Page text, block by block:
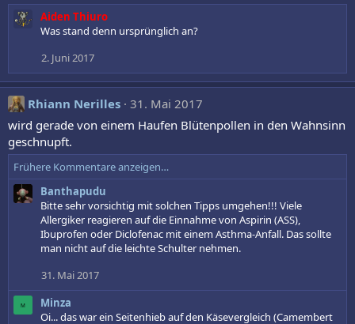
Aiden Thiuro
Was stand denn ursprünglich an?
2. Juni 2017
Rhiann Nerilles 31. Mai 2017
wird gerade von einem Haufen Blütenpollen in den Wahnsinn
geschnupft.
Frühere Kommentare anzeigen…
Banthapudu
Bitte sehr vorsichtig mit solchen Tipps umgehen!!! Viele
Allergiker reagieren auf die Einnahme von Aspirin (ASS),
Ibuprofen oder Diclofenac mit einem Asthma-Anfall. Das sollte
man nicht auf die leichte Schulter nehmen.
31. Mai 2017
M
Minza
Oi... das war ein Seitenhieb auf den Käsevergleich (Camembert